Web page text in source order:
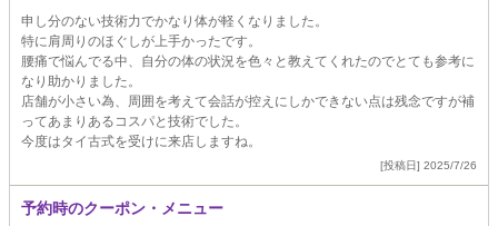
申し分のない技術力でかなり体が軽くなりました。
特に肩周りのほぐしが上手かったです。
腰痛で悩んでる中、自分の体の状況を色々と教えてくれたのでとても参考に
なり助かりました。
店舗が小さい為、周囲を考えて会話が控えにしかできない点は残念ですが補
ってあまりあるコスパと技術でした。
今度はタイ古式を受けに来店しますね。
[投稿日] 2025/7/26
予約時のクーポン・メニュー